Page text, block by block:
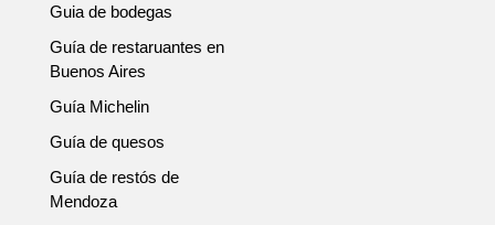
Guia de bodegas
Guía de restaruantes en
Buenos Aires
Guía Michelin
Guía de quesos
Guía de restós de
Mendoza